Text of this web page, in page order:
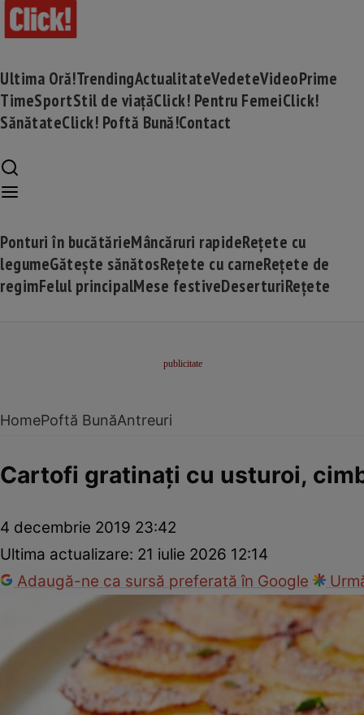
Ultima Oră!TrendingActualitateVedeteVideoPrime
TimeSportStil de viațăClick! Pentru FemeiClick!
SănătateClick! Poftă Bună!Contact
Ponturi în bucătărieMâncăruri rapideRețete cu
legumeGătește sănătosRețete cu carneRețete de
regimFelul principalMese festiveDeserturiRețete
HomePoftă BunăAntreuri
Cartofi gratinaţi cu usturoi,
4 decembrie 2019 23:42
Ultima actualizare: 21 iulie 2026 12:14
Adaugă-ne ca sursă preferată în Google